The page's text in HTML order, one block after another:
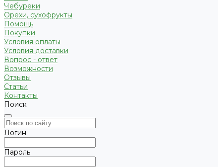
Чебуреки
Орехи, сухофрукты
Помощь
Покупки
Условия оплаты
Условия доставки
Вопрос - ответ
Возможности
Отзывы
Статьи
Контакты
Поиск
Логин
Пароль